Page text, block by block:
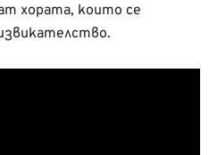
хората, които се